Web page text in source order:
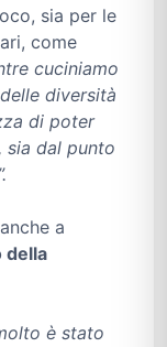
sia per le
come
cuciniamo
diversità
di poter
sia dal punto
a
della
è stato